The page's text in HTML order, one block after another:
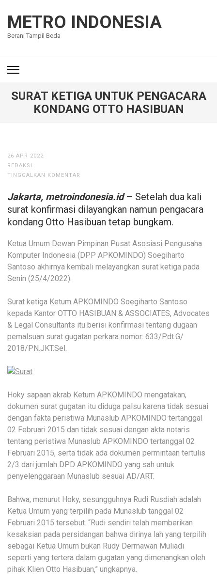
konten
(Tekan
METRO INDONESIA
Berani Tampil Beda
SURAT KETIGA UNTUK PENGACARA
KONDANG OTTO HASIBUAN
26 APR 2022
REDAKSI
TINGGALKAN KOMENTAR
Jakarta, metroindonesia.id– Setelah dua kali
surat konfirmasi dilayangkan namun pengacara
kondang Otto Hasibuan tetap bungkam.
Ketua Umum Dewan Pimpinan Pusat Asosiasi Pengusaha
Komputer Indonesia (DPP APKOMINDO) Soegiharto
Santoso akhirnya kembali melayangkan surat ketiga pada
Senin (25/4/2022).
Surat ketiga Ketum APKOMINDO Soegiharto Santoso
kepada Kantor OTTO HASIBUAN & ASSOCIATES, Advocates
& Legal Consultants itu berisi konfirmasi tentang dugaan
pemalsuan surat gugatan perkara nomor: 633/Pdt.G/
2018/PN.JKT.Sel.
Hoky sapaan akrab Ketum APKOMINDO mengatakan,
dokumen surat gugatan itu diduga palsu karena tidak sesuai
dengan fakta peristiwa Munaslub APKOMINDO tertanggal
02 Februari 2015 dan tidak sesuai dengan akta notaris
tentang peristiwa Munaslub APKOMINDO tertanggal 02
Februari 2015, serta tidak ada dokumen permintaan tertulis
2/3 dari jumlah DPD APKOMINDO yang sah untuk
penyelenggaraan Munaslub sesuai AD/ART.
Bahwa, menurut Hoky, sesungguhnya Rudi Rusdiah adalah
Ketua Umum yang terpilih pada Munaslub tanggal 02
Februari 2015 tersebut. “Rudi sendiri telah memberikan
kesaksian pada persidangan bahwa dirinya lah yang terpilih
sebagai Ketua Umum bukan Rudy Dermawan Muliadi
seperti yang tertera dalam gugatan yang dimenangkan oleh
pihak Klien Otto Hasibuan,” ungkapnya.